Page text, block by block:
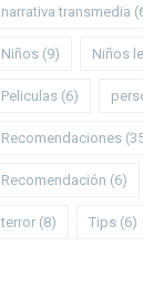
narrativa transmedia
Niños (9) Niños
Peliculas (6)
Recomendaciones
Recomendación (6)
terror (8) Tips (6)